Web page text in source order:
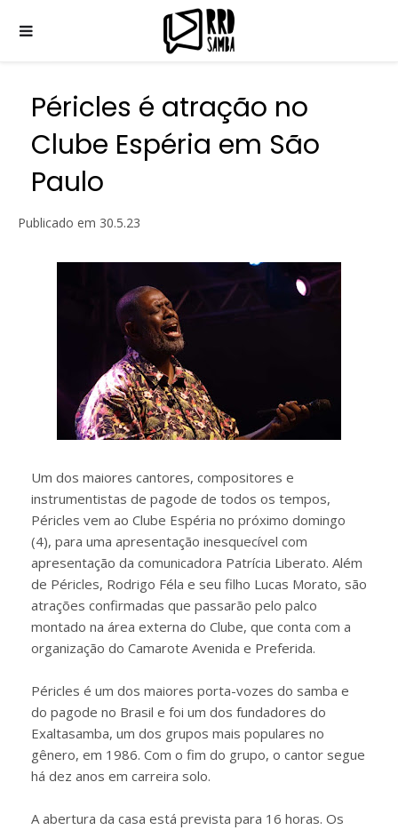
Péricles é atração no
Clube Espéria em São
Paulo
Publicado em 30.5.23
Um dos maiores cantores, compositores e
instrumentistas de pagode de todos os tempos,
Péricles vem ao Clube Espéria no próximo domingo
(4), para uma apresentação inesquecível com
apresentação da comunicadora Patrícia Liberato. Além
de Péricles, Rodrigo Féla e seu filho Lucas Morato, são
atrações confirmadas que passarão pelo palco
montado na área externa do Clube, que conta com a
organização do Camarote Avenida e Preferida.
Péricles é um dos maiores porta-vozes do samba e
do pagode no Brasil e foi um dos fundadores do
Exaltasamba, um dos grupos mais populares no
gênero, em 1986. Com o fim do grupo, o cantor segue
há dez anos em carreira solo.
A abertura da casa está prevista para 16 horas. Os